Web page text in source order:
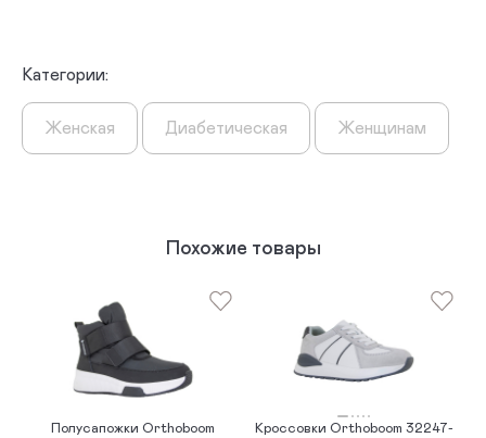
Категории:
Женская Диабетическая Женщинам
Похожие товары
Полусапожки Orthoboom
Кроссовки Orthoboom 32247-